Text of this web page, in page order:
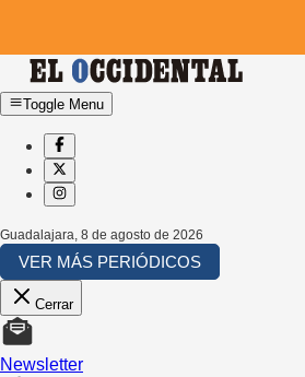
Toggle Menu
Guadalajara, 8 de agosto de 2026
VER MÁS PERIÓDICOS
Cerrar
Newsletter